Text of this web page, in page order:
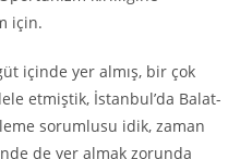
için.
içinde yer almış, bir çok
etmiştik, İstanbul’da Balat-
sorumlusu idik, zaman
de yer almak zorunda